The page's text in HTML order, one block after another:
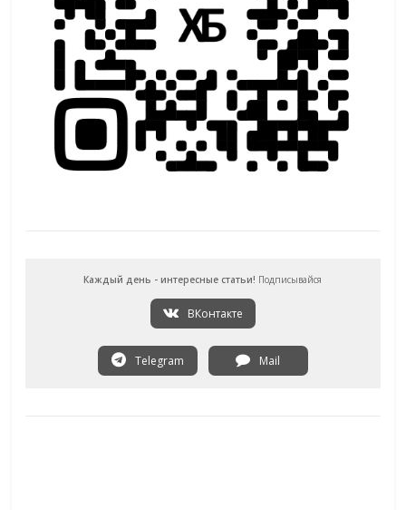
Каждый день - интересные статьи! Подписывайся
ВКонтакте
Telegram Mail